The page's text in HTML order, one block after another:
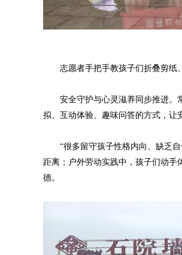
志愿者手把手教孩子们折叠剪纸、
安全守护与心灵滋养同步推进。常
拟、互动体验、趣味问答的方式，让
“很多留守孩子性格内向、缺乏自
距离；户外劳动实践中，孩子们动
德。